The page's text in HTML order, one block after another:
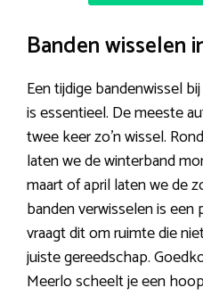
Banden wisselen
Een tijdige bandenwissel
is essentieel. De meeste
twee keer zo’n wissel.
laten we de winterband
maart of april laten we de
banden verwisselen is een
vraagt dit om ruimte die
juiste gereedschap.
Meerlo scheelt je een